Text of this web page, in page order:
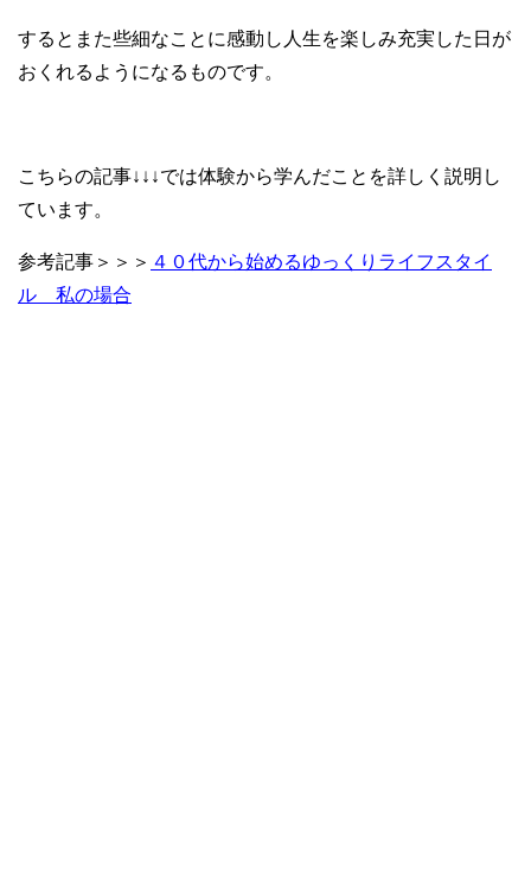
するとまた些細なことに感動し人生を楽しみ充実した日が
おくれるようになるものです。
こちらの記事↓↓↓では体験から学んだことを詳しく説明し
ています。
参考記事＞＞＞ ４０代から始めるゆっくりライフスタイ
ル 私の場合